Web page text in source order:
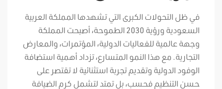
في ظل التحولات الكبرى التي تشهدها المملكة العربية
السعودية ورؤية 2030 الطموحة، أصبحت المملكة
وجهة عالمية للفعاليات الدولية، المؤتمرات، والمعارض
التجارية. مع هذا النمو المتسارع، تزداد أهمية استضافة
الوفود الدولية وتقديم تجربة استثنائية لا تقتصر على
حسن التنظيم فحسب، بل تمتد لتشمل كرم الضيافة